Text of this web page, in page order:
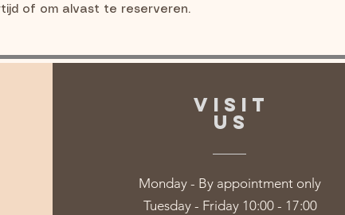
of om alvast te reserveren.
VISIT
US
Monday - By appointment only
Tuesday - Friday 10:00 - 17:00